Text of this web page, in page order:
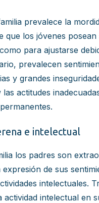
prevalece la
que los jóvenes posean
para ajustarse
prevalecen
y grandes
las actitudes
e intelectual
los padres son
de sus
intelectuales.
actividad intelectual en